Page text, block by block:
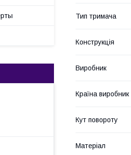
Тип тримача
Конструкція
Виробник
Країна виробник
Кут повороту
Матеріал